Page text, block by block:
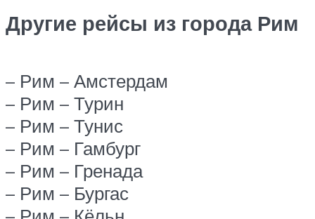
Другие рейсы из города Рим
– Рим – Амстердам
– Рим – Турин
– Рим – Тунис
– Рим – Гамбург
– Рим – Гренада
– Рим – Бургас